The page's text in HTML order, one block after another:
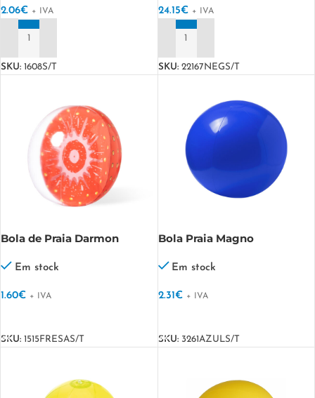
2.06€ + IVA
SKU: 1608S/T
24.15€ + IVA
SKU: 22167NEGS/T
Bola de Praia Darmon
Em stock
1.60€ + IVA
SKU: 1515FRESAS/T
Bola Praia Magno
Em stock
2.31€ + IVA
SKU: 3261AZULS/T